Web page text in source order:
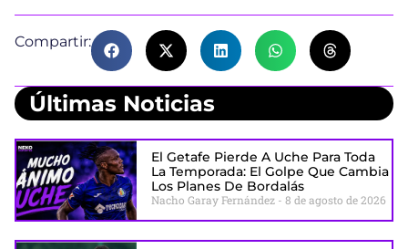
Compartir:
Últimas Noticias
El Getafe Pierde A Uche Para Toda
La Temporada: El Golpe Que Cambia
Los Planes De Bordalás
Nacho Garay Fernández 8 de agosto de 2026